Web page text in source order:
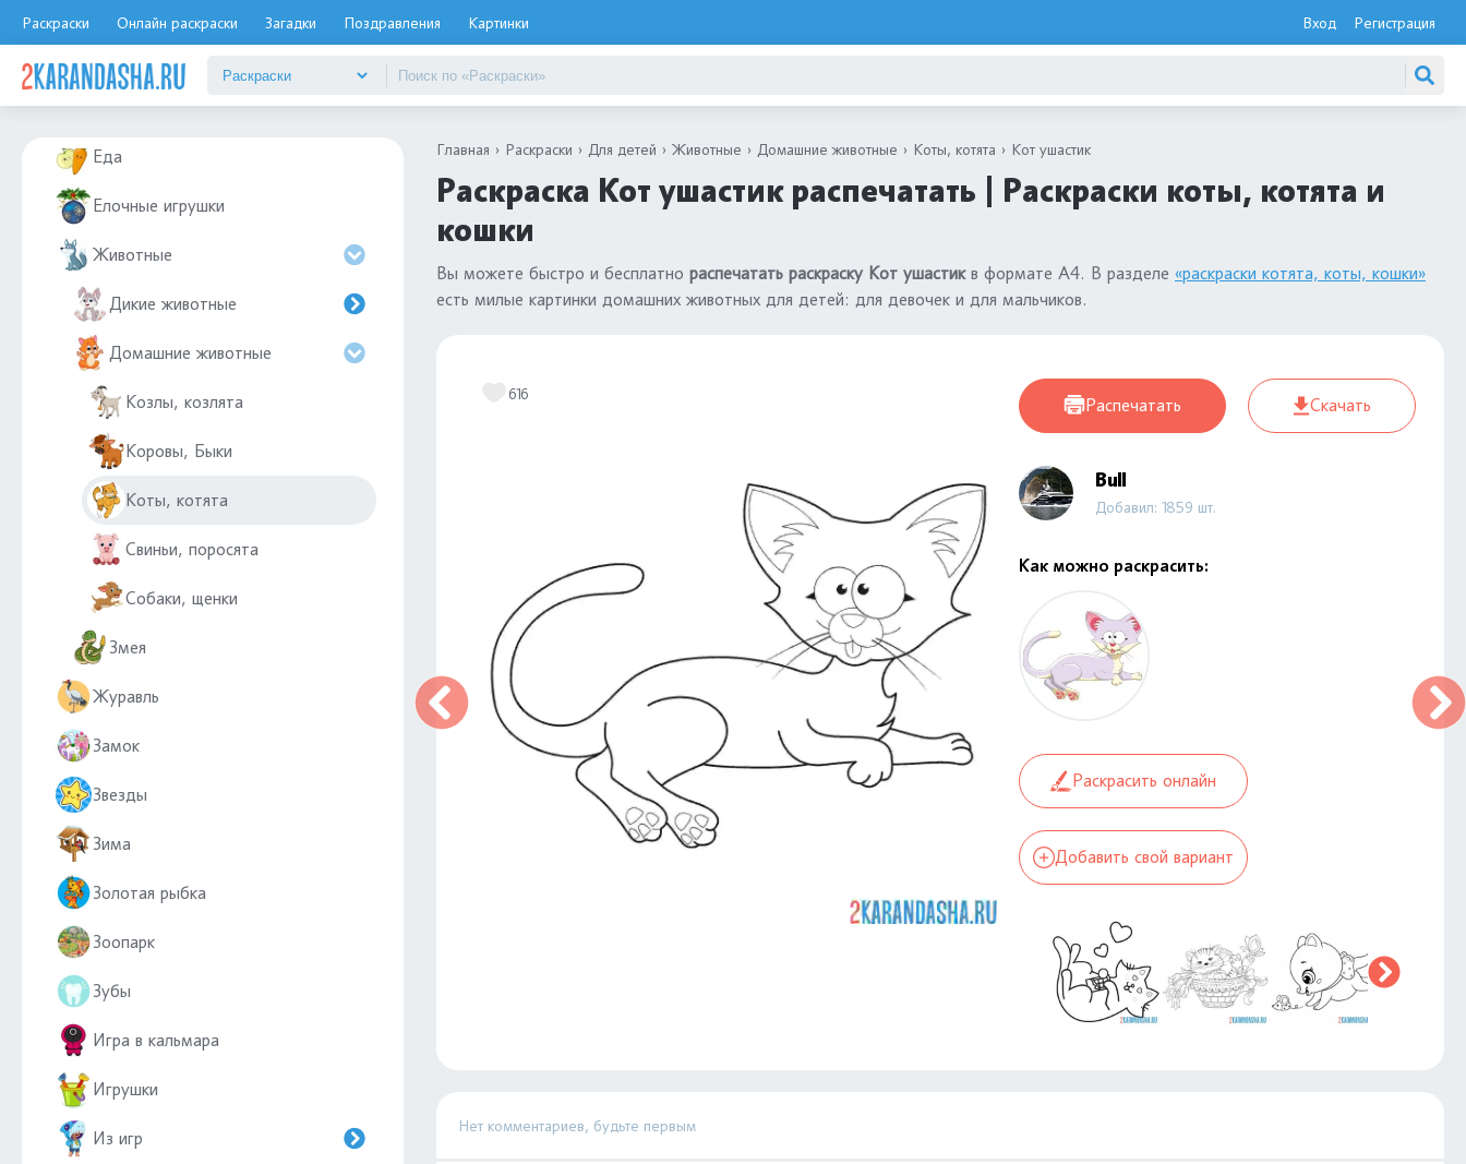
Раскраски Онлайн раскраски Загадки Поздравления Картинки Вход Регистрация
Дятел
Еда
Елочные игрушки
Животные
Дикие животные
Домашние животные
Козлы, козлята
Коровы, Быки
Коты, котята
Свиньи, поросята
Собаки, щенки
Змея
Журавль
Замок
Звезды
Зима
Золотая рыбка
Зоопарк
Зубы
Игра в кальмара
Игрушки
Из игр
Главная Раскраски Для детей Животные Домашние животные Коты, котята Кот ушастик
Раскраска Кот ушастик распечатать | Раскраски коты, котята и
кошки
Вы можете быстро и бесплатно распечатать раскраску Кот ушастикв формате А4. В разделе «раскраски котята, коты, кошки»
есть милые картинки домашних животных для детей: для девочек и для мальчиков.
616
Распечатать Скачать
Bull
Добавил: 1859 шт.
Как можно раскрасить:
Раскрасить онлайн
Добавить свой вариант
Нет комментариев, будьте первым